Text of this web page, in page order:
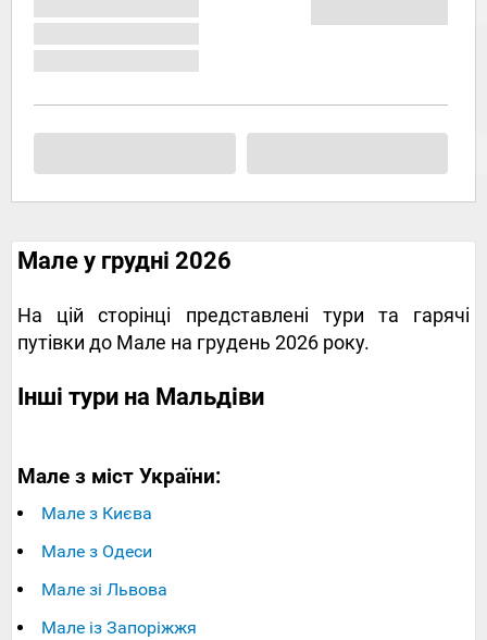
Мале у грудні 2026
На цій сторінці представлені тури та гарячі
путівки до Мале на грудень 2026 року.
Інші тури на Мальдіви
Мале з міст України:
Мале з Києва
Мале з Одеси
Мале зі Львова
Мале із Запоріжжя